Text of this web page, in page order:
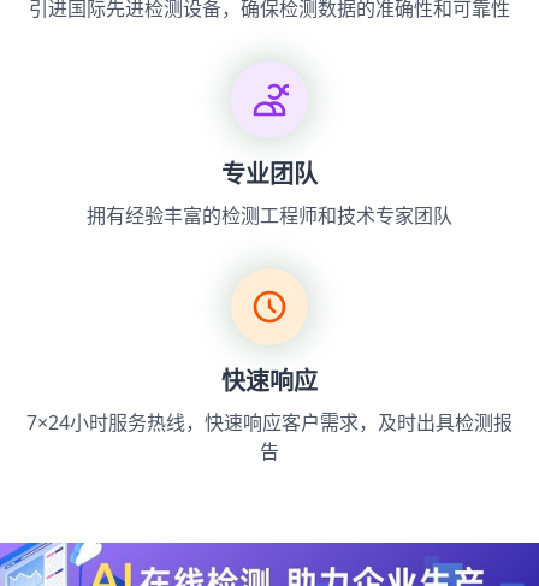
引进国际先进检测设备，确保检测数据的准确性和可靠性
专业团队
拥有经验丰富的检测工程师和技术专家团队
快速响应
7×24小时服务热线，快速响应客户需求，及时出具检测报
告